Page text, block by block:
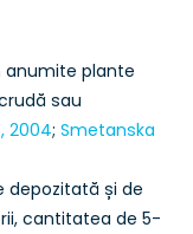
anumite plante
sau
2004;Smetanska
depozitată și de
cantitatea de 5-